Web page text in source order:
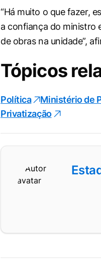
“Há muito o que fazer,
a confiança do ministro
de obras na unidade”,
Tópicos
Política Ministério de
Privatização